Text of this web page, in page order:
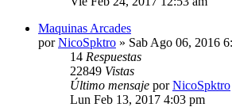
Maquinas Arcades
porNicoSpktro » Sab Ago 06, 2016
14 Respuestas
22849 Vistas
Último mensaje porNicoSpktro
Lun Feb 13, 2017 4:03 pm